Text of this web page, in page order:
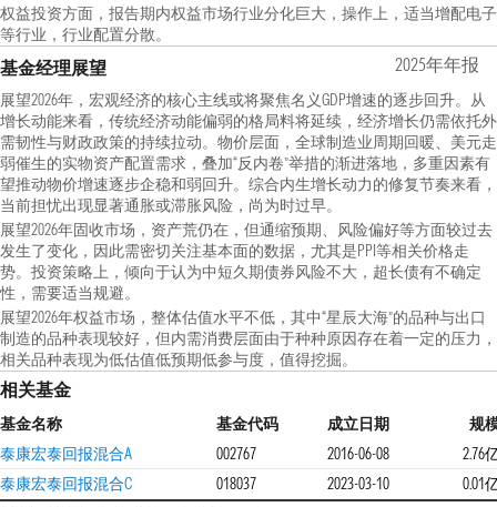
权益投资方面，报告期内权益市场行业分化巨大，操作上，适当增配电子
等行业，行业配置分散。
基金经理展望 2025年年报
展望2026年，宏观经济的核心主线或将聚焦名义GDP增速的逐步回升。从
增长动能来看，传统经济动能偏弱的格局料将延续，经济增长仍需依托外
需韧性与财政政策的持续拉动。物价层面，全球制造业周期回暖、美元走
弱催生的实物资产配置需求，叠加“反内卷”举措的渐进落地，多重因素有
望推动物价增速逐步企稳和弱回升。综合内生增长动力的修复节奏来看，
当前担忧出现显著通胀或滞胀风险，尚为时过早。
展望2026年固收市场，资产荒仍在，但通缩预期、风险偏好等方面较过去
发生了变化，因此需密切关注基本面的数据，尤其是PPI等相关价格走
势。投资策略上，倾向于认为中短久期债券风险不大，超长债有不确定
性，需要适当规避。
展望2026年权益市场，整体估值水平不低，其中“星辰大海”的品种与出口
制造的品种表现较好，但内需消费层面由于种种原因存在着一定的压力，
相关品种表现为低估值低预期低参与度，值得挖掘。
相关基金
基金名称 基金代码 成立日期
规
泰康宏泰回报混合A
002767 2016-06-08
2.76
泰康宏泰回报混合C
018037 2023-03-10 0.01